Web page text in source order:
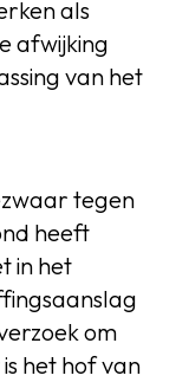
als
afwijking
van het
tegen
heeft
in het
om
het hof van